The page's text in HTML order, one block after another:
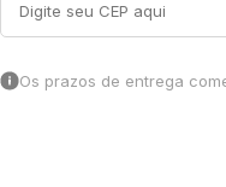
Os prazos de entrega